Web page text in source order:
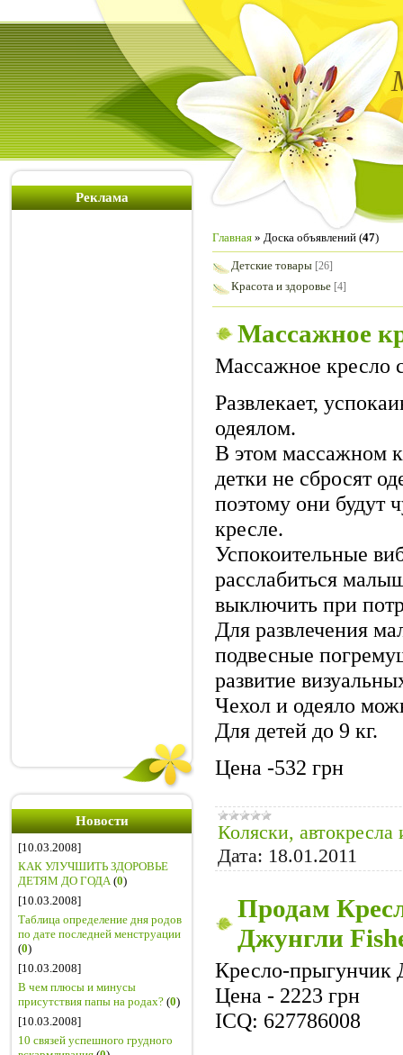
Реклама
Новости
[10.03.2008]
КАК УЛУЧШИТЬ ЗДОРОВЬЕ
ДЕТЯМ ДО ГОДА (0)
[10.03.2008]
Таблица определение дня родов
по дате последней менструации
(0)
[10.03.2008]
В чем плюсы и минусы
присутствия папы на родах? (0)
[10.03.2008]
10 связей успешного грудного
Главная » Доска объявлений (47)
Детские товары [26]
Красота и здоровье [4]
Массажное
Массажное кресло
Развлекает,
одеялом.
В этом массажном
детки не сбросят
поэтому они будут
кресле.
Успокоительные
расслабиться
выключить при
Для развлечения
подвесные
развитие
Чехол и одеяло
Для детей до 9 кг.
Цена -532 грн
Коляски, автокресла
Дата: 18.01.2011
Продам
Джунгли
Кресло-прыгунчик
Цена - 2223 грн
IСQ: 627786008